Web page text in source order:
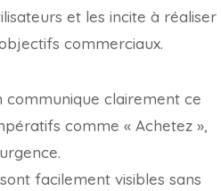
et les incite à réaliser
commerciaux.
communique clairement ce
comme « Achetez »,
facilement visibles sans